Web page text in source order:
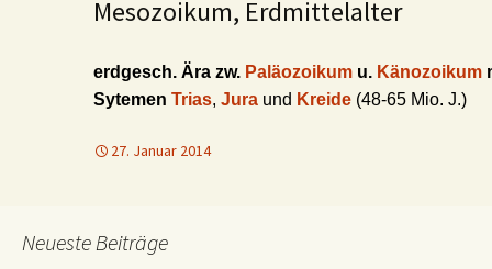
Mesozoikum, Erdmittelalter
erdgesch. Ära zw. Paläozoikum u. Känozoikum
Sytemen Trias, Jura und Kreide (48-65 Mio. J.)
27. Januar 2014
Neueste Beiträge